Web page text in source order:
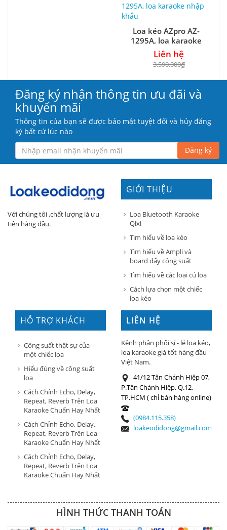
Loa kéo AZpro AZ-
1295A, loa karaoke
nhập khẩu
Liên hệ
3.590.000₫
Đăng ký nhận thông tin ưu đãi và
khuyến mãi
Thông tin của bạn sẽ được bảo mật tuyệt đối và hủy đăng
ký bất cứ lúc nào
Đăng ký
Với chúng tôi ,chất lượng là ưu
tiên hàng đầu.
GIỚI THIỆU
Loa Bluetooth Karaoke
Qixi
Tìm hiểu về loa kéo
Tìm hiểu về Ampli và
board đẩy công suất
Tìm hiểu về các loại củ loa
Cách lựa chọn một chiếc
loa kéo
HỖ TRỢ KHÁCH
HÀNG
Công suất thật sự của
một chiếc loa
Hiểu đúng về công suất
loa
Cách Chỉnh Echo, Delay,
Repeat, Reverb Trên Loa
Karaoke Chuẩn Hay Nhất
Cách Chỉnh Echo, Delay,
Repeat, Reverb Trên Loa
Karaoke Chuẩn Hay Nhất
Cách Chỉnh Echo, Delay,
Repeat, Reverb Trên Loa
Karaoke Chuẩn Hay Nhất
LIÊN HỆ
Kênh phân phối sỉ - lẻ loa kéo,
loa karaoke giá tốt hàng đầu
Việt Nam.
41/12 Tân Chánh Hiệp 07,
P.Tân Chánh Hiệp, Q.12,
TP.HCM ( chỉ bán hàng online)
(0984.115.358)
loakeodidong@gmail.com
HÌNH THỨC THANH TOÁN